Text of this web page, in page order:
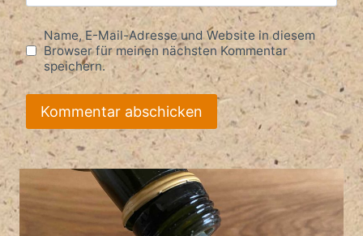
Name, E-Mail-Adresse und Website in diesem
Browser für meinen nächsten Kommentar
speichern.